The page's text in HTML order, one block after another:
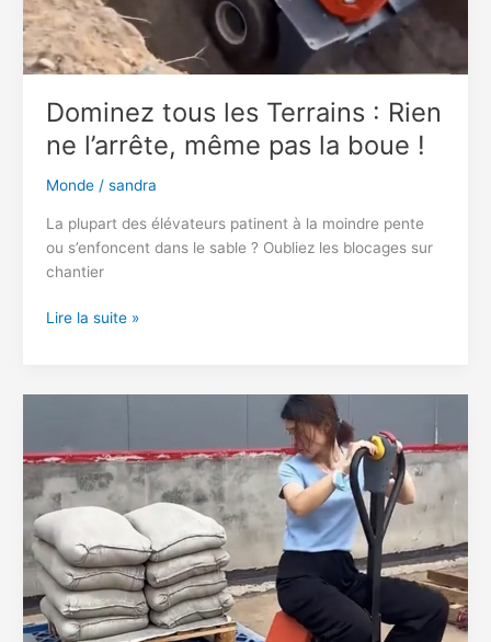
Dominez tous les Terrains : Rien
ne l’arrête, même pas la boue !
Monde/ sandra
La plupart des élévateurs patinent à la moindre pente
ou s’enfoncent dans le sable ? Oubliez les blocages sur
chantier
Dominez
ne
l’arrête,
même
pas
la
boue
!
Lire la suite »